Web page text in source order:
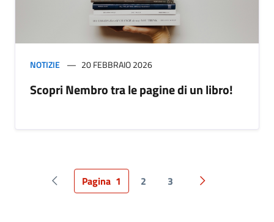
NOTIZIE 20 FEBBRAIO 2026
Scopri Nembro tra le pagine di un libro!
Pagina precedente
Pagina 1 2 3 Pagina